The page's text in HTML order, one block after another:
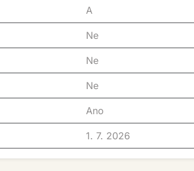
A
Ne
Ne
Ne
Ano
1. 7. 2026